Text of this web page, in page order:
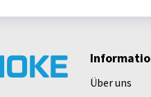
Über uns